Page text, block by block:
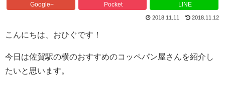
Google+ Pocket LINE
2018.11.11 2018.11.12
こんにちは、おひぐです！
今日は佐賀駅の横のおすすめのコッペパン屋さんを紹介し
たいと思います。